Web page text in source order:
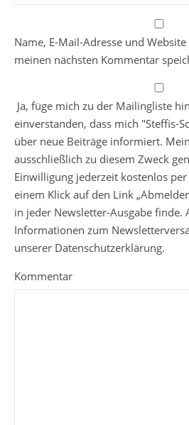
Name, E-Mail-Adresse und
meinen nächsten Kommentar
Ja, füge mich zu der Mailingliste
einverstanden, dass mich "Steffis-
über neue Beiträge informiert.
ausschließlich zu diesem Zweck
Einwilligung jederzeit kostenlos
einem Klick auf den Link
in jeder Newsletter-Ausgabe finde.
Informationen zum
unserer Datenschutzerklärung.
Kommentar